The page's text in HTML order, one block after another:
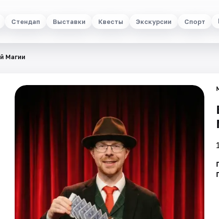
Стендап Выставки Квесты Экскурсии Спорт
Магии